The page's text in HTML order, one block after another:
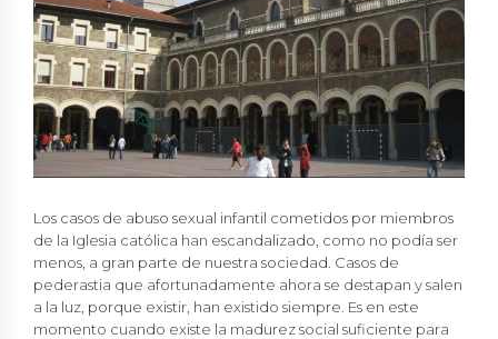
Los casos de abuso sexual infantil cometidos por miembros
de la Iglesia católica han escandalizado, como no podía ser
menos, a gran parte de nuestra sociedad. Casos de
pederastia que afortunadamente ahora se destapan y salen
a la luz, porque existir, han existido siempre. Es en este
momento cuando existe la madurez social suficiente para